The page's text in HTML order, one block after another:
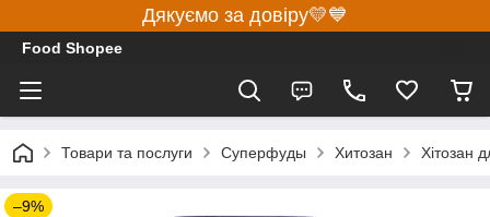
Дякуємо за довіру💛💙
Food Shopee
Товари та послуги Суперфуды Хитозан Хітозан
–9%